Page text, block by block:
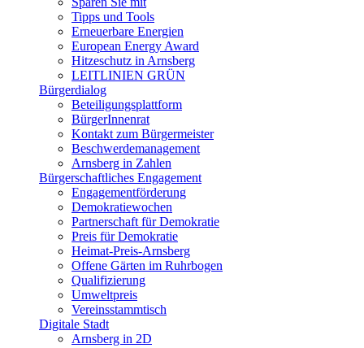
Tipps und Tools
Erneuerbare Energien
European Energy Award
Hitzeschutz in Arnsberg
LEITLINIEN GRÜN
Bürgerdialog
Beteiligungsplattform
BürgerInnenrat
Kontakt zum Bürgermeister
Beschwerdemanagement
Arnsberg in Zahlen
Bürgerschaftliches Engagement
Engagementförderung
Demokratiewochen
Partnerschaft für Demokratie
Preis für Demokratie
Heimat-Preis-Arnsberg
Offene Gärten im Ruhrbogen
Qualifizierung
Umweltpreis
Vereinsstammtisch
Digitale Stadt
Arnsberg in 2D